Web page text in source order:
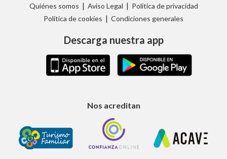
Quiénes somos | Aviso Legal | Política de privacidad
Política de cookies | Condiciones generales
Descarga nuestra app
Nos acreditan